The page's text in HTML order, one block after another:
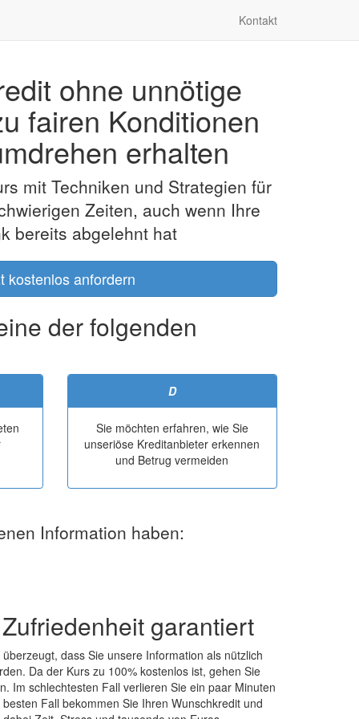
Kontakt
ohne unnötige
fairen Konditionen
erhalten
mit Techniken und Strategien für
Zeiten, auch wenn Ihre
bereits abgelehnt hat
kostenlos anfordern
der folgenden
D
Sie möchten erfahren, wie Sie
unseriöse Kreditanbieter erkennen
und Betrug vermeiden
Information haben:
garantiert
dass Sie unsere Information als nützlich
Da der Kurs zu 100% kostenlos ist, gehen Sie
Im schlechtesten Fall verlieren Sie ein paar Minuten
Fall bekommen Sie Ihren Wunschkredit und